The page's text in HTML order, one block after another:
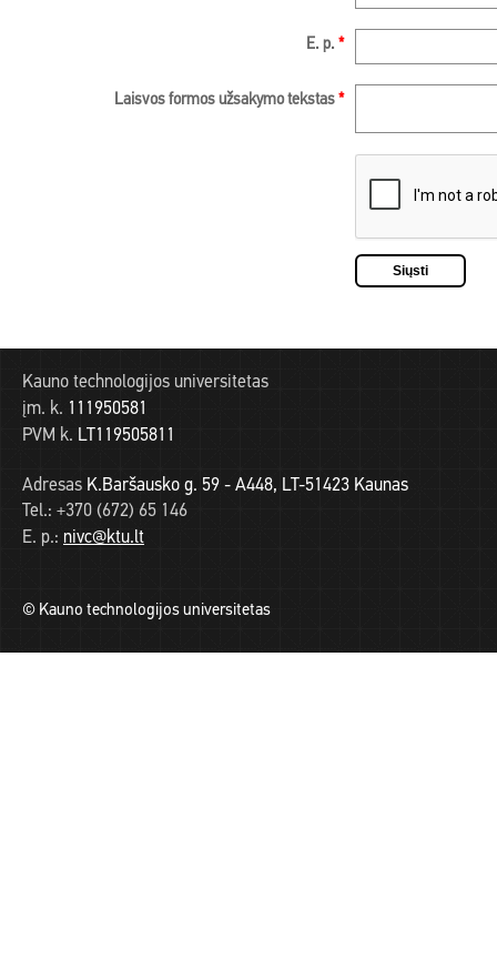
E. p. *
Laisvos formos užsakymo tekstas *
Kauno technologijos universitetas
įm. k. 111950581
PVM k. LT119505811
Adresas K.Baršausko g. 59 - A448, LT-51423 Kaunas
Tel.: +370 (672) 65 146
E. p.: nivc@ktu.lt
© Kauno technologijos universitetas